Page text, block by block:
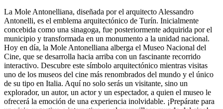
La Mole Antonelliana, diseñada por el arquitecto Alessandro
Antonelli, es el emblema arquitectónico de Turín. Inicialmente
concebida como una sinagoga, fue posteriormente adquirida por el
municipio y transformada en un monumento a la unidad nacional.
Hoy en día, la Mole Antonelliana alberga el Museo Nacional del
Cine, que se desarrolla hacia arriba con un fascinante recorrido
interactivo. Descubre este símbolo arquitectónico mientras visitas
uno de los museos del cine más renombrados del mundo y el único
de su tipo en Italia. Aquí no solo serás un visitante, sino un
explorador, un autor, un actor y un espectador, a quien el museo le
ofrecerá la emoción de una experiencia inolvidable. ¡Prepárate para